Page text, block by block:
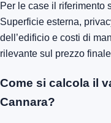
Per le case il riferimento
Superficie esterna,
dell’edificio e costi di
rilevante sul prezzo
Come si calcola il
Cannara?